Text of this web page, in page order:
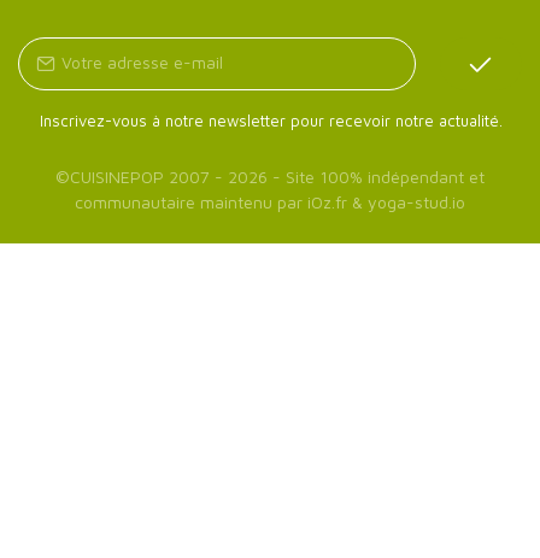
Inscrivez-vous à notre newsletter pour recevoir notre actualité.
©CUISINEPOP 2007 - 2026 - Site 100% indépendant et
communautaire maintenu par iOz.fr & yoga-stud.io